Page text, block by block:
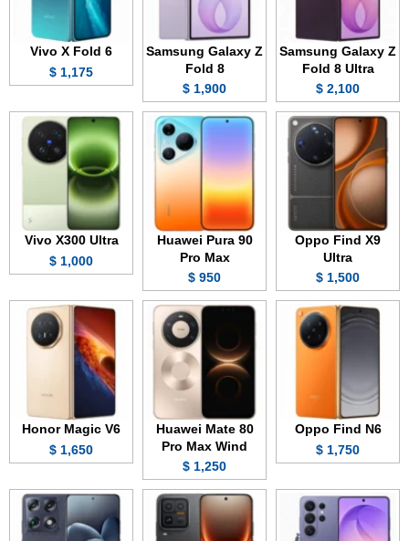
Samsung Galaxy Z
Fold 8 Ultra
2,100 $
Samsung Galaxy Z
Fold 8
1,900 $
Vivo X Fold 6
1,175 $
Oppo Find X9
Ultra
1,500 $
Huawei Pura 90
Pro Max
950 $
Vivo X300 Ultra
1,000 $
Oppo Find N6
1,750 $
Huawei Mate 80
Pro Max Wind
1,250 $
Honor Magic V6
1,650 $